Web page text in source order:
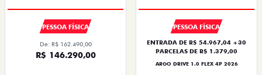
PESSOA FÍSICA
De: R$ 162.490,00
R$ 146.290,00
PESSOA FÍSICA
ENTRADA DE R$ 54.967,04 +30
PARCELAS DE R$ 1.379,00
ARGO DRIVE 1.0 FLEX 4P 2026